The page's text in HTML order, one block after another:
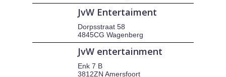
JvW Entertaiment
Dorpsstraat 58
4845CG Wagenberg
JvW entertainment
Enk 7 B
3812ZN Amersfoort